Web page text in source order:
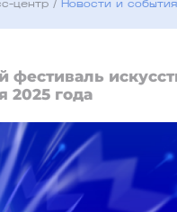
центр / Новости и события
2025 года